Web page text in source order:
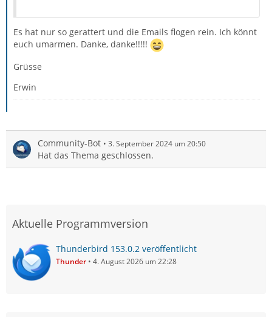
Es hat nur so gerattert und die Emails flogen rein. Ich könnt
euch umarmen. Danke, danke!!!!!
Grüsse
Erwin
Community-Bot 3. September 2024 um 20:50
Hat das Thema geschlossen.
Aktuelle Programmversion
Thunderbird 153.0.2 veröffentlicht
Thunder 4. August 2026 um 22:28